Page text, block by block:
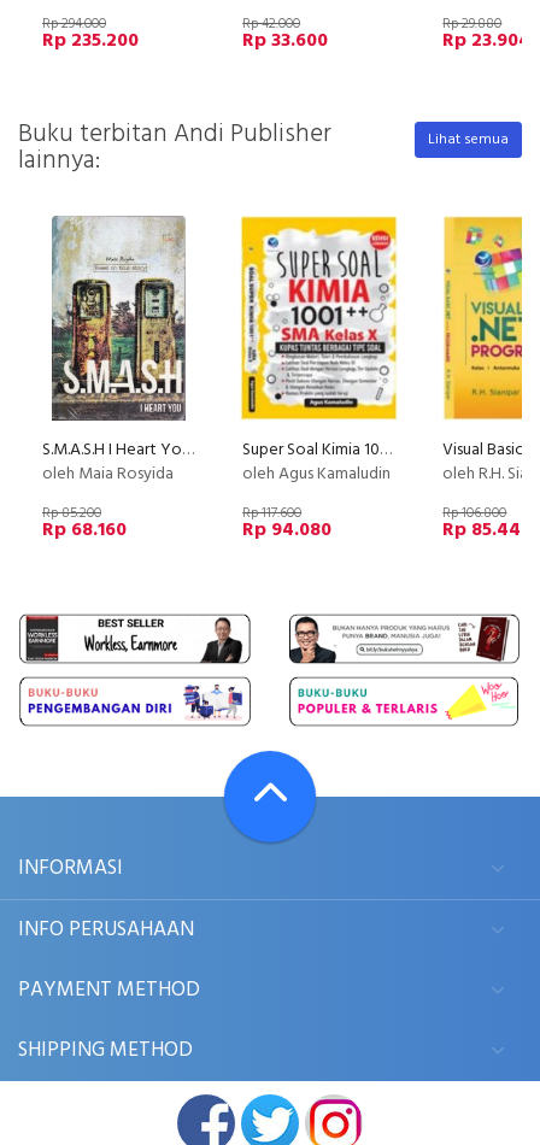
Rp 294.000
Rp 235.200
Rp 42.000
Rp 33.600
Rp 29.880
Rp 23.904
Buku terbitan Andi Publisher
lainnya:
Lihat semua
S.M.A.S.H I Heart You (Disc 50%)
oleh Maia Rosyida
Rp 85.200
Rp 68.160
Super Soal Kimia 1001++ SMA Kelas X, Kupas Tuntas Berbagai Tipe Soal
oleh Agus Kamaludin
Rp 117.600
Rp 94.080
oleh R.H.
Rp 106.800
Rp 85.440
INFORMASI
INFO PERUSAHAAN
PAYMENT METHOD
SHIPPING METHOD